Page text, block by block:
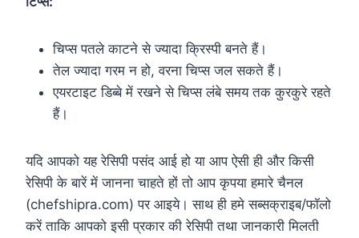
चिप्स पतले काटने से ज्यादा क्रिस्पी बनते हैं।
तेल ज्यादा गरम न हो, वरना चिप्स जल सकते हैं।
एयरटाइट डिब्बे में रखने से चिप्स लंबे समय तक कुरकुरे रहते
हैं।
यदि आपको यह रेसिपी पसंद आई हो या आप ऐसी ही और किसी
रेसिपी के बारें में जानना चाहते हों तो आप कृपया हमारे चैनल
(chefshipra.com) पर आइये। साथ ही हमे सब्सक्राइब/फॉलो
करें ताकि आपको इसी प्रकार की रेसिपी तथा जानकारी मिलती